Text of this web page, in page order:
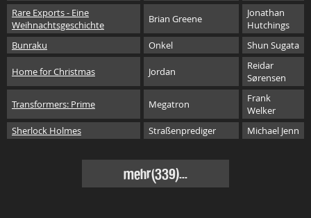
Rare Exports - Eine
Weihnachtsgeschichte
Brian Greene
Jonathan
Hutchings
Bunraku
Onkel Shun Sugata
Home for Christmas Jordan
Reidar
Sørensen
Transformers: Prime Megatron
Frank
Welker
Sherlock Holmes
Straßenprediger Michael Jenn
mehr(339)...